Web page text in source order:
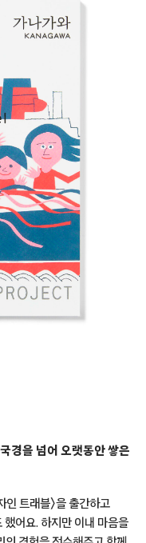
사지 않았으니 좋은 고객은
메이 대표가 한 환경
국에 처음 방문했던 그는
이 mmmg을
을 이어오고 있죠. 11년 전
에 〈d 디자인 트래블〉
표의 초대를 받았습니다.
현지로 날아갔는데,
말 인상 깊은 경험이었죠.
지 연결된다는 것을